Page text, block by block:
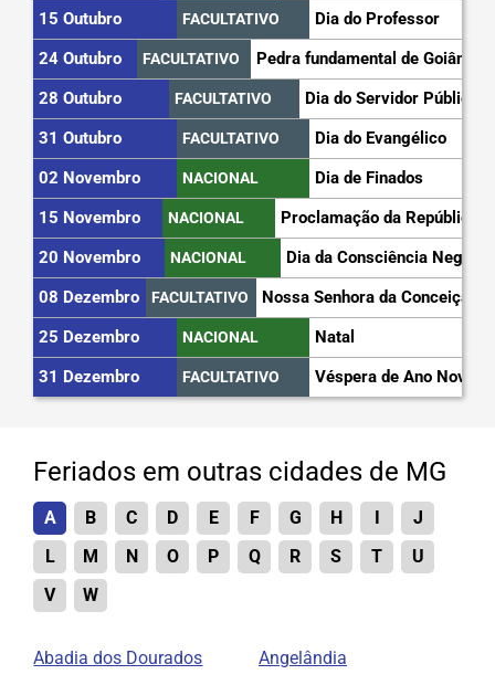
15 Outubro
FACULTATIVO
Dia do Professor
24 Outubro
FACULTATIVO
Pedra fundamental de Goiânia
28 Outubro
FACULTATIVO
Dia do Servidor Público
31 Outubro
FACULTATIVO
Dia do Evangélico
02 Novembro
NACIONAL
Dia de Finados
15 Novembro
NACIONAL
Proclamação da República
20 Novembro
NACIONAL
Dia da Consciência Negra
08 Dezembro
FACULTATIVO
Nossa Senhora da Conceição
25 Dezembro
NACIONAL
Natal
31 Dezembro
FACULTATIVO Véspera de Ano Novo
Feriados em outras cidades de MG
A B C D E F G H I
J
L
M N O P Q R S T
U
V
W
Abadia dos Dourados
Angelândia